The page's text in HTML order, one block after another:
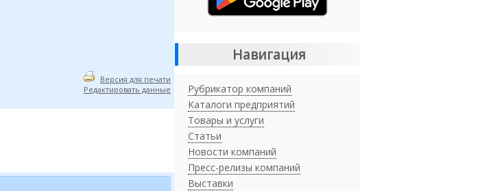
Версия для печати
Редактировать данные
Навигация
Рубрикатор компаний
Каталоги предприятий
Товары и услуги
Статьи
Новости компаний
Пресс-релизы компаний
Выставки